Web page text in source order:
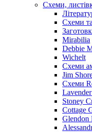
Схеми,
Схеми
Mirabilia
Debbie
Wichelt
Схеми
Jim
Cхеми
Stoney
Cottage
Glendon